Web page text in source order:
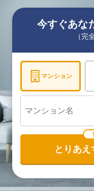
今すぐあな
（完
マンション
とりあ